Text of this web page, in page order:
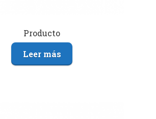
Producto
Leer más